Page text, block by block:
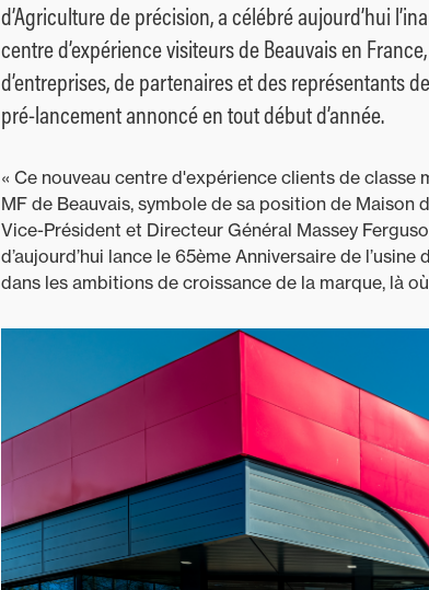
d’Agriculture de précision, a célébré aujourd’hui
centre d’expérience visiteurs de Beauvais en
d’entreprises, de partenaires et des représentants
pré-lancement annoncé en tout début d’année.
« Ce nouveau centre d'expérience clients de
MF de Beauvais, symbole de sa position de Maison
Vice-Président et Directeur Général Massey
d’aujourd’hui lance le 65ème Anniversaire de
dans les ambitions de croissance de la marque, là